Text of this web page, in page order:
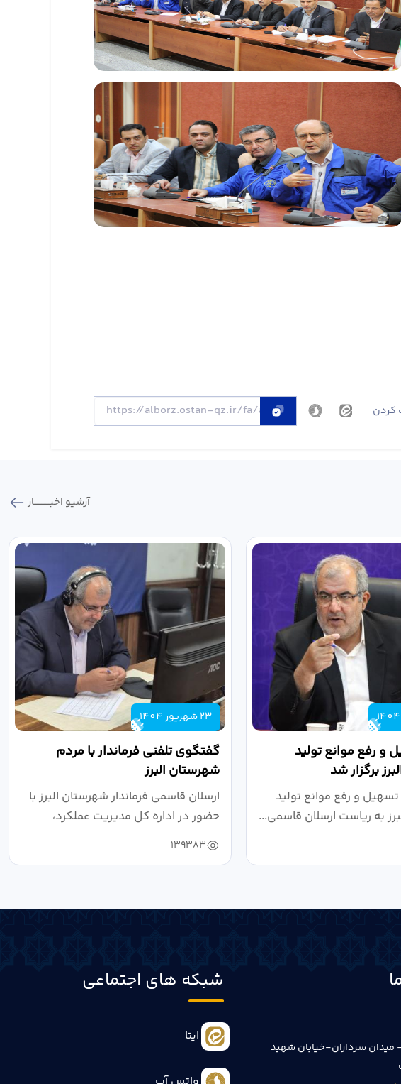
کردن
آرشیو اخبـــــــــــار
و رفع موانع تولید
برگزار شد
و رفع موانع تولید
به ریاست ارسلان قاسمی...
23 شهریور 1404
گفتگوی تلفنی فرماندار با مردم
شهرستان البرز
ارسلان قاسمی فرماندار شهرستان البرز با
حضور در اداره کل مدیریت عملکرد،
بازرسی...
139383
میدان سرداران-خیابان شهید
شبکه های اجتماعی
ایتا